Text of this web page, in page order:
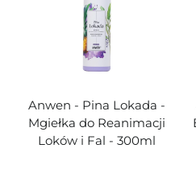
Anwen - Pina Lokada -
Mgiełka do Reanimacji
Loków i Fal - 300ml